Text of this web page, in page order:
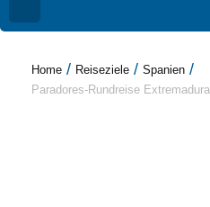
Home / Reiseziele / Spanien /
Paradores-Rundreise Extremadura